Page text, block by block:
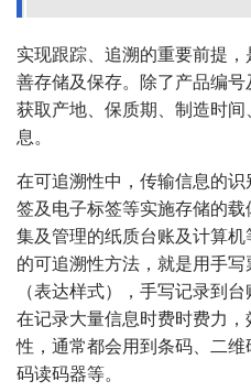
实现跟踪、追溯的重要前提
善存储及保存。除了产品编
获取产地、保质期、制造时
息。
在可追溯性中，传输信息的识
签及电子标签等实施存储的载
集及管理的纸质台账及计算机
的可追溯性方法，就是用手
（表达样式），手写记录到
在记录大量信息时费时费力
性，通常都会用到条码、二
码读码器等。